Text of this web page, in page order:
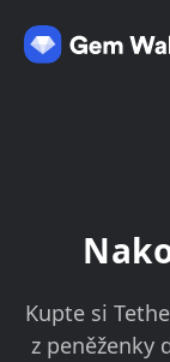
Kupte si
z peněženky